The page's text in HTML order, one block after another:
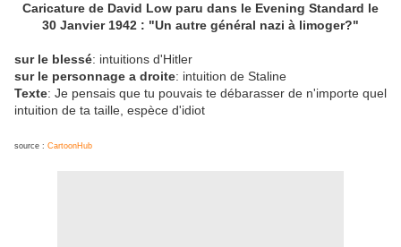
Caricature de David Low paru dans le Evening Standard le
30 Janvier 1942 : "Un autre général nazi à limoger?"
sur le blessé: intuitions d'Hitler
sur le personnage a droite: intuition de Staline
Texte: Je pensais que tu pouvais te débarasser de n'importe quel
intuition de ta taille, espèce d'idiot
source : CartoonHub